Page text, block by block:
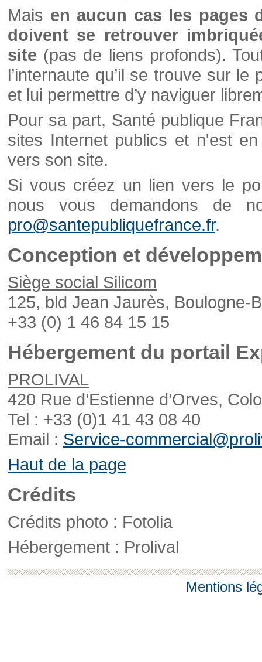
Mais en aucun cas les pages
doivent se retrouver
site (pas de liens profonds).
l’internaute qu’il se trouve sur
et lui permettre d’y naviguer
Pour sa part, Santé publique
sites Internet publics et n'est
vers son site.
Si vous créez un lien vers le
nous vous demandons de
pro@santepubliquefrance.fr.
Conception et
Siège social Silicom
125, bld Jean Jaurès, Boulogne-
+33 (0) 1 46 84 15 15
Hébergement du portail
PROLIVAL
420 Rue d’Estienne d’Orves,
Tel : +33 (0)1 41 43 08 40
Email : Service-
Haut de la page
Crédits
Crédits photo : Fotolia
Hébergement : Prolival
Mentions